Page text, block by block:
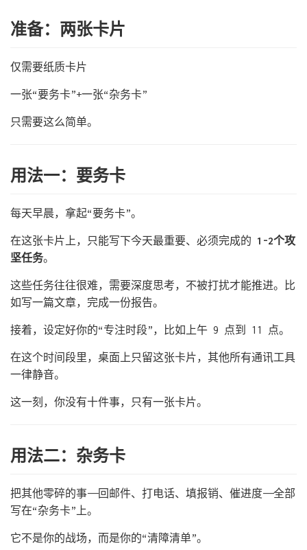
准备：两张卡片
仅需要纸质卡片
一张“要务卡”+一张“杂务卡”
只需要这么简单。
用法一：要务卡
每天早晨，拿起“要务卡”。
在这张卡片上，只能写下今天最重要、必须完成的 1-2个攻
坚任务。
这些任务往往很难，需要深度思考，不被打扰才能推进。比
如写一篇文章，完成一份报告。
接着，设定好你的“专注时段”，比如上午 9 点到 11 点。
在这个时间段里，桌面上只留这张卡片，其他所有通讯工具
一律静音。
这一刻，你没有十件事，只有一张卡片。
用法二：杂务卡
把其他零碎的事——回邮件、打电话、填报销、催进度——全部
写在“杂务卡”上。
它不是你的战场，而是你的“清障清单”。